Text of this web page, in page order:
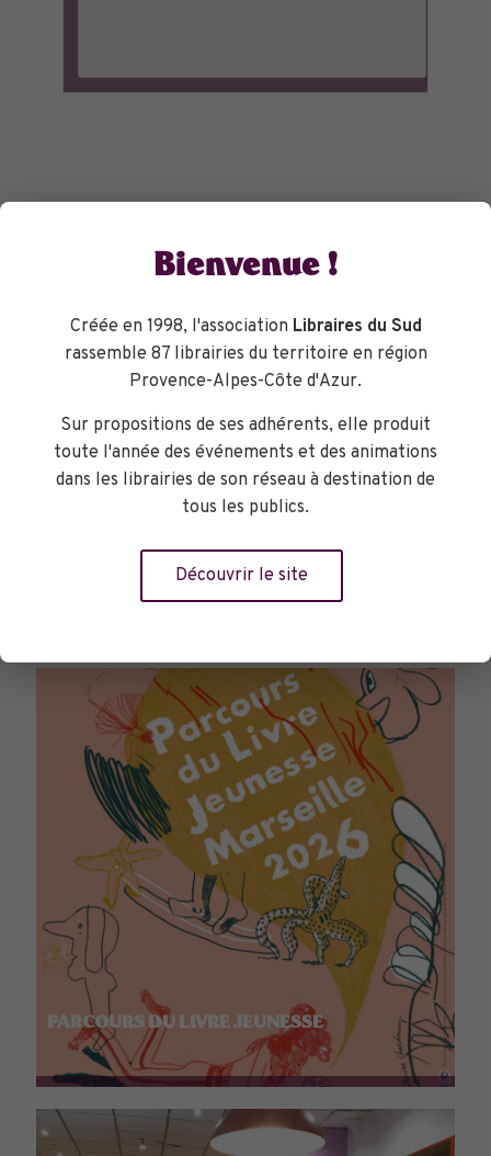
TOURNÉES GÉNÉRALES
PARCOURS DU LIVRE JEUNESSE
Bienvenue !
Créée en 1998, l'association Libraires du Sud
rassemble 87 librairies du territoire en région
Provence-Alpes-Côte d'Azur.
Sur propositions de ses adhérents, elle produit
toute l'année des événements et des animations
dans les librairies de son réseau à destination de
tous les publics.
Découvrir le site